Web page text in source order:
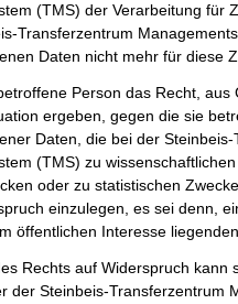
(TMS) der Verarbeitung für
Transferzentrum
Daten nicht mehr für diese
Person das Recht, aus
ergeben, gegen die sie
Daten, die bei der
(TMS) zu
oder zu statistischen
einzulegen, es sei denn,
öffentlichen Interesse
Rechts auf Widerspruch kann
der Steinbeis-Transferzentrum